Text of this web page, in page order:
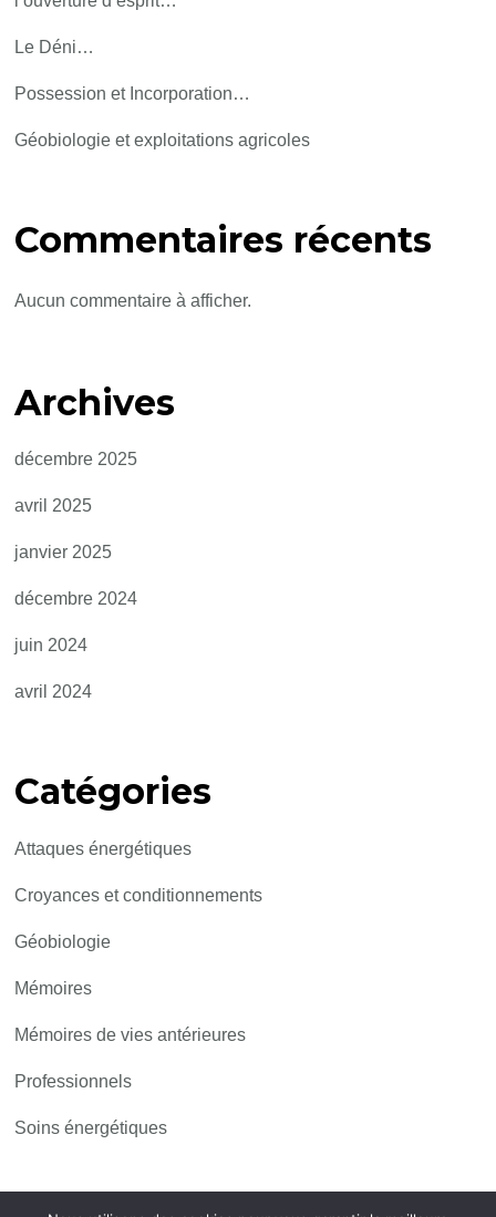
Le Déni…
Possession et Incorporation…
Géobiologie et exploitations agricoles
Commentaires récents
Aucun commentaire à afficher.
Archives
décembre 2025
avril 2025
janvier 2025
décembre 2024
juin 2024
avril 2024
Catégories
Attaques énergétiques
Croyances et conditionnements
Géobiologie
Mémoires
Mémoires de vies antérieures
Professionnels
Soins énergétiques